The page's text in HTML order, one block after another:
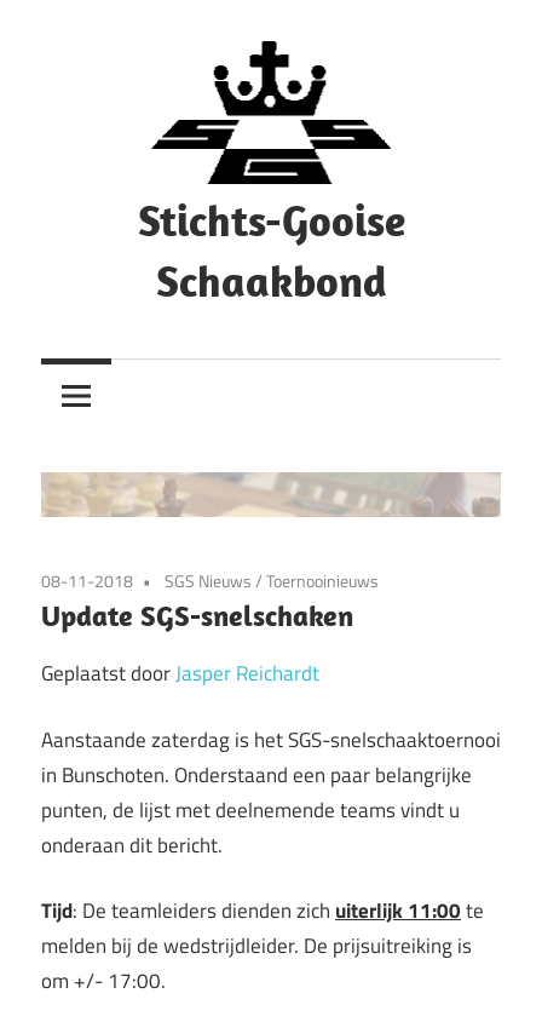
Stichts-Gooise
Schaakbond
08-11-2018 SGS Nieuws/Toernooinieuws
Update SGS-snelschaken
Geplaatst doorJasper Reichardt
Aanstaande zaterdag is het SGS-snelschaaktoernooi
in Bunschoten. Onderstaand een paar belangrijke
punten, de lijst met deelnemende teams vindt u
onderaan dit bericht.
Tijd: De teamleiders dienden zichuiterlijk 11:00te
melden bij de wedstrijdleider. De prijsuitreiking is
om +/- 17:00.